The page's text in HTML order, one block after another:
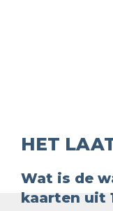
HET
Wat is de
kaarten uit